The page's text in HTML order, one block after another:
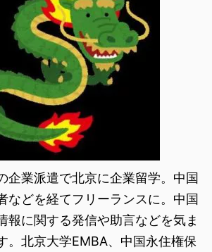
企業派遣で北京に企業留学。中国
などを経てフリーランスに。中国
報に関する発信や助言などを気ま
。北京大学EMBA、中国永住権保